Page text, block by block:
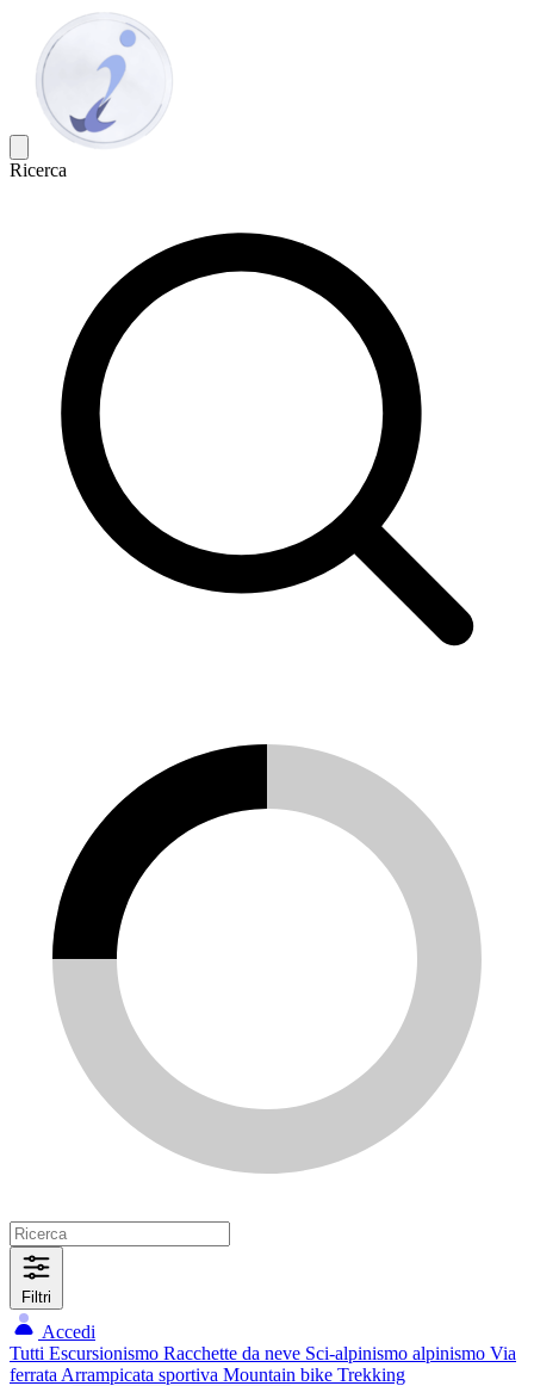
Ricerca
Filtri
Accedi
Tutti Escursionismo Racchette da neve Sci-alpinismo alpinismo Via
ferrata Arrampicata sportiva Mountain bike Trekking